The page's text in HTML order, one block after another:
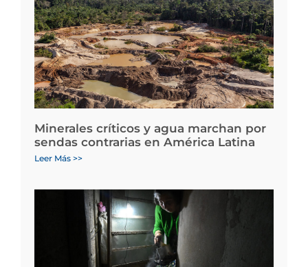
Minerales críticos y agua marchan por
sendas contrarias en América Latina
Leer Más >>